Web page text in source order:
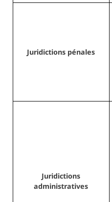
Juridictions pénales
Juridictions
administratives